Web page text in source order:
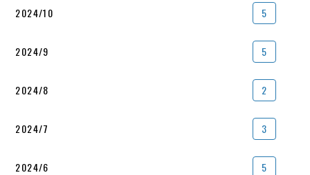
2024/10 5
2024/9 5
2024/8 2
2024/7 3
2024/6 5